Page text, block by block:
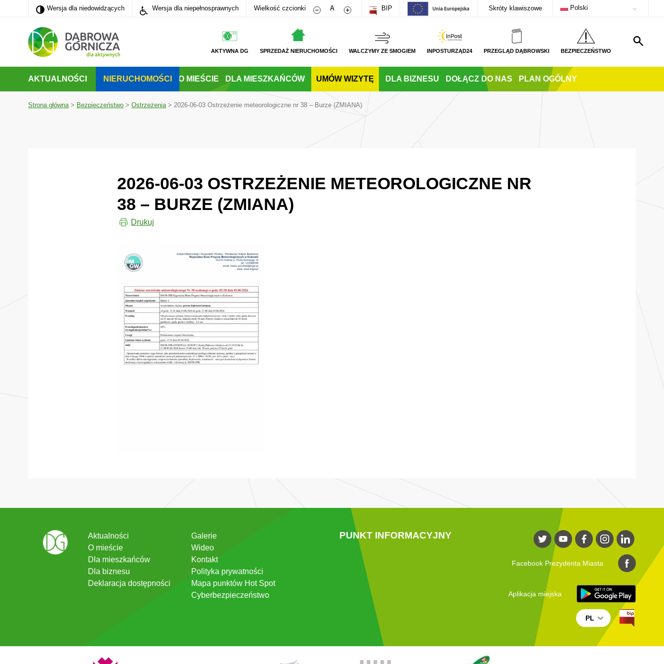
PRZEJDŹ DO MENU GŁÓWNEGO
PRZEJDŹ DO WYSZUKIWARKI
Wersja dla niedowidzących
Wersja dla niedowidzących Wersja dla niepełnosprawnych Wielkość czcionki Zmniejsz rozmiar czcionki
A Zwiększ rozmiar czcionki
BIP Skróty klawiszowe Polski
AKTYWNA DG SPRZEDAŻ NIERUCHOMOŚCI WALCZYMY ZE SMOGIEM INPOSTURZĄD24 PRZEGLĄD DĄBROWSKI BEZPIECZEŃSTWO
AKTUALNOŚCI NIERUCHOMOŚCI O MIEŚCIE DLA MIESZKAŃCÓW UMÓW WIZYTĘ DLA BIZNESU DOŁĄCZ DO NAS PLAN OGÓLNY
Strona główna> Bezpieczeństwo > Ostrzeżenia> 2026-06-03 Ostrzeżenie meteorologiczne nr 38 – Burze (ZMIANA)
2026-06-03 OSTRZEŻENIE METEOROLOGICZNE NR
38 – BURZE (ZMIANA)
Drukuj
Aktualności
O mieście
Dla mieszkańców
Dla biznesu
Deklaracja dostępności
Galerie
Wideo
Kontakt
Polityka prywatności
Mapa punktów Hot Spot
Cyberbezpieczeństwo
PUNKT INFORMACYJNY
Facebook Prezydenta Miasta
Aplikacja miejska
PL